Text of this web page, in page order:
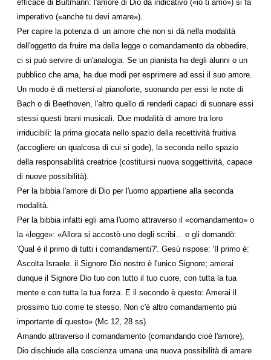
efficace di Bultmann: l'amore di Dio da indicativo («io ti amo») si fa
imperativo («anche tu devi amare»).
Per capire la potenza di un amore che non si dà nella modalità
dell'oggetto da fruire ma della legge o comandamento da obbedire,
ci si può servire di un'analogia. Se un pianista ha degli alunni o un
pubblico che ama, ha due modi per esprimere ad essi il suo amore.
Un modo è di mettersi al pianoforte, suonando per essi le note di
Bach o di Beethoven, l'altro quello di renderli capaci di suonare essi
stessi questi brani musicali. Due modalità di amore tra loro
irriducibili: la prima giocata nello spazio della recettività fruitiva
(accogliere un qualcosa di cui si gode), la seconda nello spazio
della responsabilità creatrice (costituirsi nuova soggettività, capace
di nuove possibilità).
Per la bibbia l'amore di Dio per l'uomo appartiene alla seconda
modalità.
Per la bibbia infatti egli ama l'uomo attraverso il «comandamento» o
la «legge»: «Allora si accostò uno degli scribi... e gli domandò:
'Qual è il primo di tutti i comandamenti?'. Gesù rispose: 'Il primo è:
Ascolta Israele. il Signore Dio nostro è l'unico Signore; amerai
dunque il Signore Dio tuo con tutto il tuo cuore, con tutta la tua
mente e con tutta la tua forza. E il secondo è questo: Amerai il
prossimo tuo come te stesso. Non c'è altro comandamento più
importante di questo» (Mc 12, 28 ss).
Amando attraverso il comandamento (comandando cioè l'amore),
Dio dischiude alla coscienza umana una nuova possibilità di amare